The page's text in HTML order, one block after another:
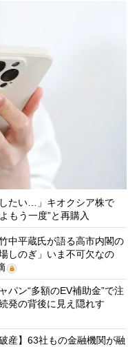
たい…」キオクシア株で
もう一度”と再購入
中平蔵氏が語る高市内閣の
しのぎ」いま不可欠なの
パン“多額のEV補助金”で注
発の背後に見え隠れす
産】63社もの金融機関が融